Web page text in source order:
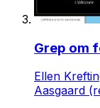
Grep om
Ellen
Aasgaard